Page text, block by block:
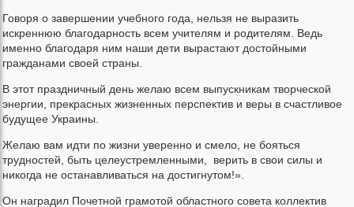
Говоря о завершении учебного года, нельзя не выразить
искреннюю благодарность всем учителям и родителям. Ведь
именно благодаря ним наши дети вырастают достойными
гражданами своей страны.
В этот праздничный день желаю всем выпускникам творческой
энергии, прекрасных жизненных перспектив и веры в счастливое
будущее Украины.
Желаю вам идти по жизни уверенно и смело, не бояться
трудностей, быть целеустремленными, верить в свои силы и
никогда не останавливаться на достигнутом!».
Он наградил Почетной грамотой областного совета коллектив